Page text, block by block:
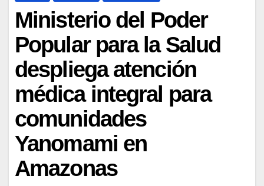
Ministerio del Poder
Popular para la Salud
despliega atención
médica integral para
comunidades
Yanomami en
Amazonas